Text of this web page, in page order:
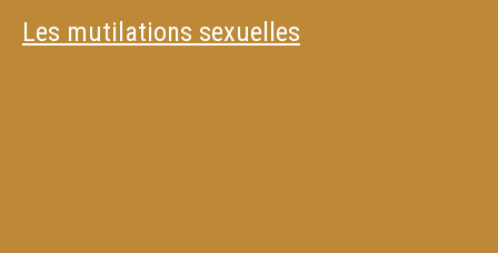
Les mutilations sexuelles